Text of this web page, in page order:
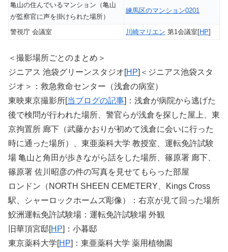
亀山の住んでいるマンション（亀山
が監察官に声を掛けられた場所）
練馬区のマンション0201
警視庁 会議室 川崎マリエン 第1会議室[HP]
＜撮影場所ごとのまとめ＞
ジニアス 池袋グリーンスタジオ[HP]＜ジニアス池袋スタ
ジオ＞：救急救命センター（浅倉の病室）
東映東京撮影所[当ブログの記事]：浅倉が病院から逃げた
後で検問が行われた場所、警官らが浅倉を探した屋上、東
京拘置所 廊下（武藤かおりが初めて浅倉に会いに行った
時に通った場所）、東亜薬科大学 教授室、運転免許試験
場 亀山と角田が歩きながら話をした場所、篠原署 廊下、
篠原署 佐川昭彦の件の写真を見せてもらった部屋
ロンドン（NORTH SHEEN CEMETERY、Kings Cross
駅、シャーロックホームズ彫像）：右京が見て回った場所
鮫洲運転免許試験場：運転免許試験場 外観
旧華頂宮邸[HP]：小暮邸
東京薬科大学[HP]：東亜薬科大学 薬用植物園